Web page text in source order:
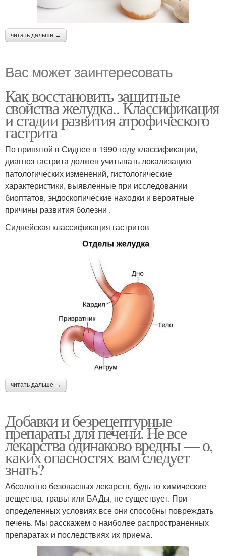
читать дальше →
Вас может заинтересовать
Как восстановить защитные
свойства желудка.. Классификация
и стадии развития атрофического
гастрита
По принятой в Сиднее в 1990 году классификации,
диагноз гастрита должен учитывать локализацию
патологических изменений, гистологические
характеристики, выявленные при исследовании
биоптатов, эндоскопические находки и вероятные
причины развития болезни .
Сиднейская классификация гастритов
читать дальше →
Добавки и безрецептурные
препараты для печени. Не все
лекарства одинаково вредны — о,
каких опасностях вам следует
знать?
Абсолютно безопасных лекарств, будь то химические
вещества, травы или БАДы, не существует. При
определенных условиях все они способны повреждать
печень. Мы расскажем о наиболее распространенных
препаратах и последствиях их приема.